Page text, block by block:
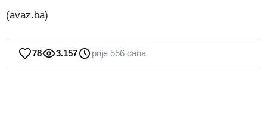
(avaz.ba)
78 3.157 prije 556 dana